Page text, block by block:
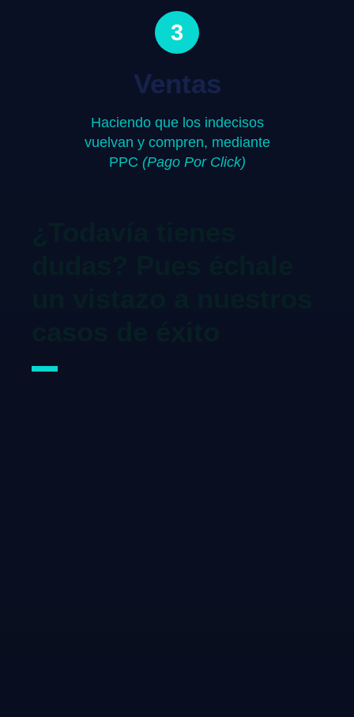
3
Ventas
Haciendo que los indecisos
vuelvan y compren, mediante
PPC (Pago Por Click)